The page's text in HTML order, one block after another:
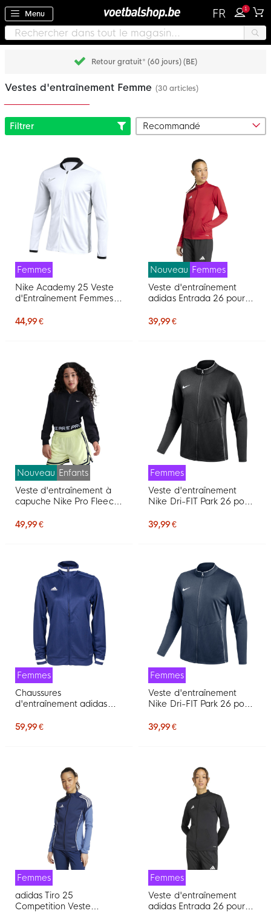
Menu FR 1
Retour gratuit* (60 jours) (BE)
Vestes d'entraînement Femme (30 articles)
Filtrer
Femmes
Nike Academy 25 Veste
d'Entraînement Femmes
44,99 €
Nouveau Femmes
Veste d'entraînement
adidas Entrada 26 pour
39,99 €
Nouveau Enfants
Veste d'entraînement à
capuche Nike Pro Fleece
49,99 €
Femmes
Veste d'entraînement
Nike Dri-FIT Park 26 pour
39,99 €
Femmes
Chaussures
d'entraînement adidas
bleu foncé
59,99 €
Femmes
Veste d'entraînement
Nike Dri-FIT Park 26 pour
blanc
39,99 €
Femmes
adidas Tiro 25
Competition Veste
Femmes
Veste d'entraînement
adidas Entrada 26 pour